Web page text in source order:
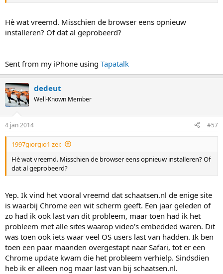
Hè wat vreemd. Misschien de browser eens opnieuw
installeren? Of dat al geprobeerd?
Sent from my iPhone using Tapatalk
dedeut
Well-Known Member
4 jan 2014 #57
1997giorgio1 zei:
Hè wat vreemd. Misschien de browser eens opnieuw installeren? Of
dat al geprobeerd?
Yep. Ik vind het vooral vreemd dat schaatsen.nl de enige site
is waarbij Chrome een wit scherm geeft. Een jaar geleden of
zo had ik ook last van dit probleem, maar toen had ik het
probleem met alle sites waarop video's embedded waren. Dit
was toen ook iets waar veel OS users last van hadden. Ik ben
toen een paar maanden overgestapt naar Safari, tot er een
Chrome update kwam die het probleem verhielp. Sindsdien
heb ik er alleen nog maar last van bij schaatsen.nl.